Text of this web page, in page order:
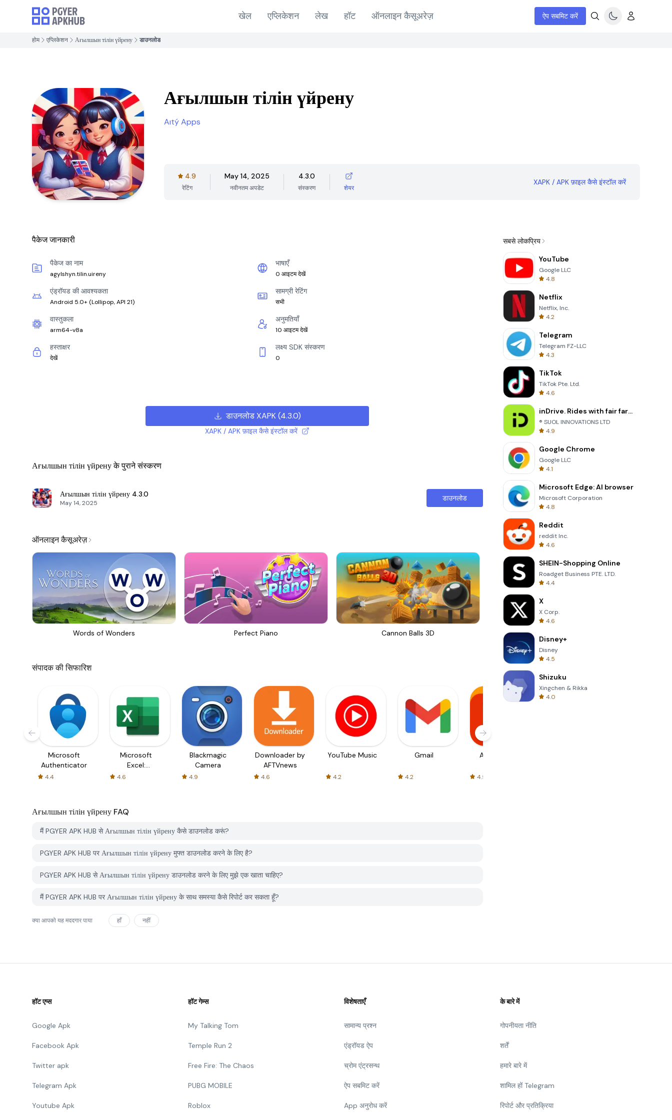
खेल एप्लिकेशन लेख हॉट ऑनलाइन कैसूअरेज़ ऐप सबमिट करें
होम एप्लिकेशन Ағылшын тілін үйрену डाउनलोड
Ағылшын тілін үйрену
Aıtý Apps
4.9
रेटिंग
May 14, 2025
नवीनतम अपडेट
4.3.0
संस्करण शेयर
XAPK / APK फ़ाइल कैसे इंस्टॉल करें
पैकेज जानकारी
पैकेज का नाम
agylshyn.tilin.uireny
भाषाएँ
0 आइटम देखें
एंड्रॉयड की आवश्यकता
Android 5.0+ (Lollipop, API 21)
सामग्री रेटिंग
सभी
वास्तुकला
arm64-v8a
अनुमतियाँ
10 आइटम देखें
हस्ताक्षर
देखें
लक्ष्य SDK संस्करण
0
डाउनलोड XAPK(4.3.0)
XAPK / APK फ़ाइल कैसे इंस्टॉल करें
Ағылшын тілін үйрену के पुराने संस्करण
Ағылшын тілін үйрену 4.3.0
May 14, 2025
डाउनलोड
ऑनलाइन कैसूअरेज़
Words of Wonders Perfect Piano Cannon Balls 3D
संपादक की सिफारिश
Microsoft
Authenticator
4.4
Microsoft
Excel:
Spreadsheets
4.6
Blackmagic
Camera
4.9
Downloader by
AFTVnews
4.6
YouTube Music
4.2
Gmail
4.2
AliExpress
4.5
Ағылшын тілін үйрену FAQ
मैं PGYER APK HUB से Ағылшын тілін үйрену कैसे डाउनलोड करूं?
PGYER APK HUB पर Ағылшын тілін үйрену मुफ्त डाउनलोड करने के लिए है?
PGYER APK HUB से Ағылшын тілін үйрену डाउनलोड करने के लिए मुझे एक खाता चाहिए?
मैं PGYER APK HUB पर Ағылшын тілін үйрену के साथ समस्या कैसे रिपोर्ट कर सकता हूँ?
क्या आपको यह मददगार पाया हाँ नहीं
सबसे लोकप्रिय
YouTube
Google LLC
4.8
Netflix
Netflix, Inc.
4.2
Telegram
Telegram FZ-LLC
4.3
TikTok
TikTok Pte. Ltd.
4.6
inDrive. Rides with fair fares
® SUOL INNOVATIONS LTD
4.9
Google Chrome
Google LLC
4.1
Microsoft Edge: AI browser
Microsoft Corporation
4.8
Reddit
reddit Inc.
4.6
SHEIN-Shopping Online
Roadget Business PTE. LTD.
4.4
X
X Corp.
4.6
Disney+
Disney
4.5
Shizuku
Xingchen & Rikka
4.0
हॉट एप्स
Google Apk
Facebook Apk
Twitter apk
Telegram Apk
Youtube Apk
हॉट गेम्स
My Talking Tom
Temple Run 2
Free Fire: The Chaos
PUBG MOBILE
Roblox
विशेषताएँ
सामान्य प्रश्न
एंड्रॉयड ऐप
च्रोम एंट्रसन्थ
ऐप सबमिट करें
App अनुरोध करें
के बारे में
गोपनीयता नीति
शर्तें
हमारे बारे में
शामिल हों Telegram
रिपोर्ट और प्रतिक्रिया